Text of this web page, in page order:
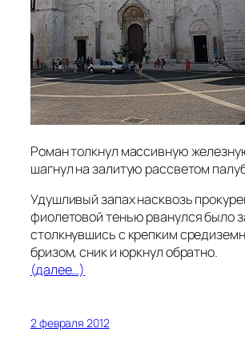
Роман толкнул массивную
шагнул на залитую рассветом
Удушливый запах насквозь
фиолетовой тенью рванулся было
столкнувшись с крепким
бризом, сник и юркнул обратно.
(далее…)
2 февраля 2012